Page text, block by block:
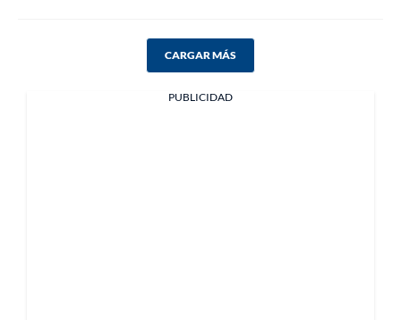
CARGAR MÁS
PUBLICIDAD